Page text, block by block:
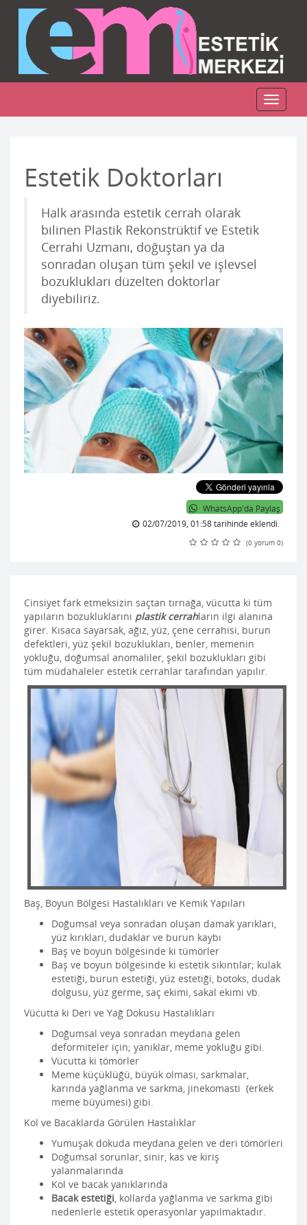
Toggle
Estetik Doktorları
Halk arasında estetik cerrah olarak
bilinen Plastik Rekonstrüktif ve Estetik
Cerrahi Uzmanı, doğuştan ya da
sonradan oluşan tüm şekil ve işlevsel
bozuklukları düzelten doktorlar
diyebiliriz.
WhatsApp'da Paylaş
02/07/2019, 01:58 tarihinde eklendi.
(0 yorum 0)
Cinsiyet fark etmeksizin saçtan tırnağa, vücutta ki tüm
yapıların bozukluklarını plastik cerrahların ilgi alanına
girer. Kısaca sayarsak, ağız, yüz, çene cerrahisi, burun
defektleri, yüz şekil bozuklukları, benler, memenin
yokluğu, doğumsal anomaliler, şekil bozuklukları gibi
tüm müdahaleler estetik cerrahlar tarafından yapılır.
Baş, Boyun Bölgesi Hastalıkları ve Kemik Yapıları
Doğumsal veya sonradan oluşan damak yarıkları,
yüz kırıkları, dudaklar ve burun kaybı
Baş ve boyun bölgesinde ki tümörler
Baş ve boyun bölgesinde ki estetik sıkıntılar; kulak
estetiği, burun estetiği, yüz estetiği, botoks, dudak
dolgusu, yüz germe, saç ekimi, sakal ekimi vb.
Vücutta ki Deri ve Yağ Dokusu Hastalıkları
Doğumsal veya sonradan meydana gelen
deformiteler için; yanıklar, meme yokluğu gibi.
Vücutta ki tömörler
Meme küçüklüğü, büyük olması, sarkmalar,
karında yağlanma ve sarkma, jinekomasti (erkek
meme büyümesi) gibi.
Kol ve Bacaklarda Görülen Hastalıklar
Yumuşak dokuda meydana gelen ve deri tömörleri
Doğumsal sorunlar, sinir, kas ve kiriş
yalanmalarında
Kol ve bacak yanıklarında
Bacak estetiği, kollarda yağlanma ve sarkma gibi
nedenlerle estetik operasyonlar yapılmaktadır.